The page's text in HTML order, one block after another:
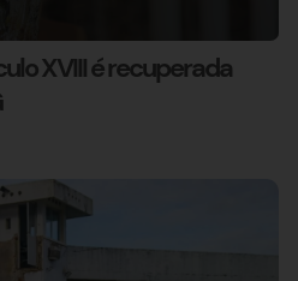
XVIII é recuperada